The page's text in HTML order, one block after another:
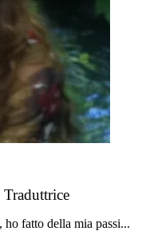
Traduttrice
fatto della mia passi...